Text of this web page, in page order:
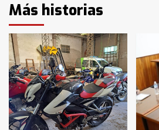
Más historias